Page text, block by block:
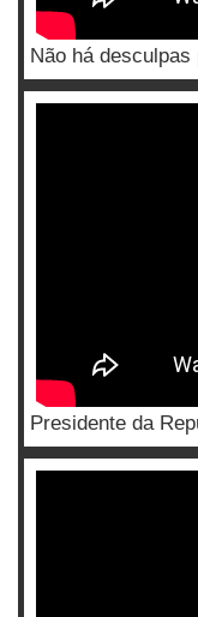
Não há
Presidente da